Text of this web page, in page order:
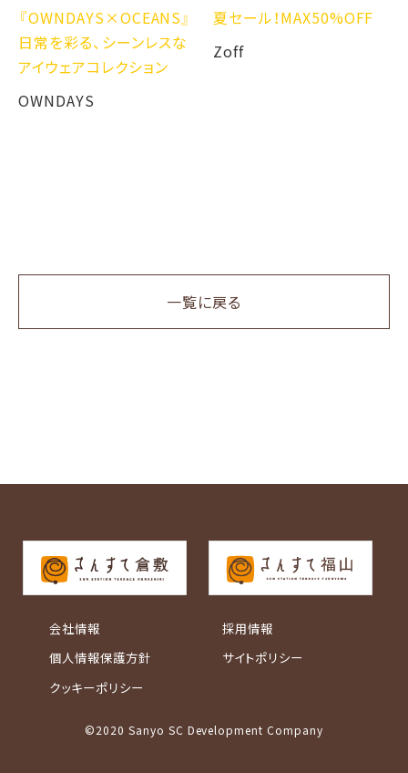
『OWNDAYS×OCEANS』
日常を彩る、シーンレスな
アイウェアコレクション
OWNDAYS
夏セール！MAX50%OFF
Zoff
一覧に戻る
会社情報
個人情報保護方針
クッキーポリシー
採用情報
サイトポリシー
©2020 Sanyo SC Development Company